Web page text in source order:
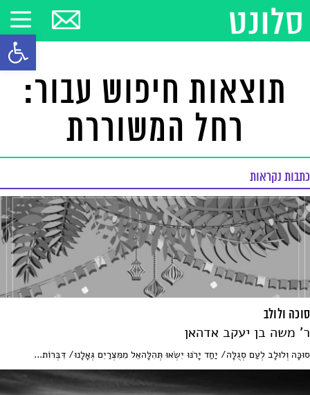
פתח
תוצאות חיפוש עבור:
רחל המשוררת
כתבות נקראות
סוכה ולולב
ר' משה בן יעקב אדהאן
סוּכָּה וְלוּלָב לְעַם סְגֻלָּה/ יַחַד יָרֹנּוּ יִשְׂאוּ תְּהִלָּהאֵל מִמִּצְרַיִם גְּאָלָנוּ/ דִּבְּרוֹת...